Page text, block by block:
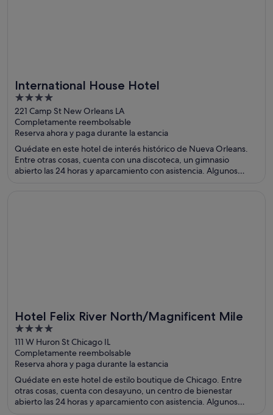
International House Hotel
4
out
of
5
221 Camp St New Orleans LA
Completamente reembolsable
Reserva ahora y paga durante la estancia
Quédate en este hotel de interés histórico de Nueva Orleans.
Entre otras cosas, cuenta con una discoteca, un gimnasio
abierto las 24 horas y aparcamiento con asistencia. Algunos
Hotel Felix River North/Magnificent Mile
4
out
of
5
111 W Huron St Chicago IL
Completamente reembolsable
Reserva ahora y paga durante la estancia
Quédate en este hotel de estilo boutique de Chicago. Entre
otras cosas, cuenta con desayuno, un centro de bienestar
abierto las 24 horas y aparcamiento con asistencia. Algunos